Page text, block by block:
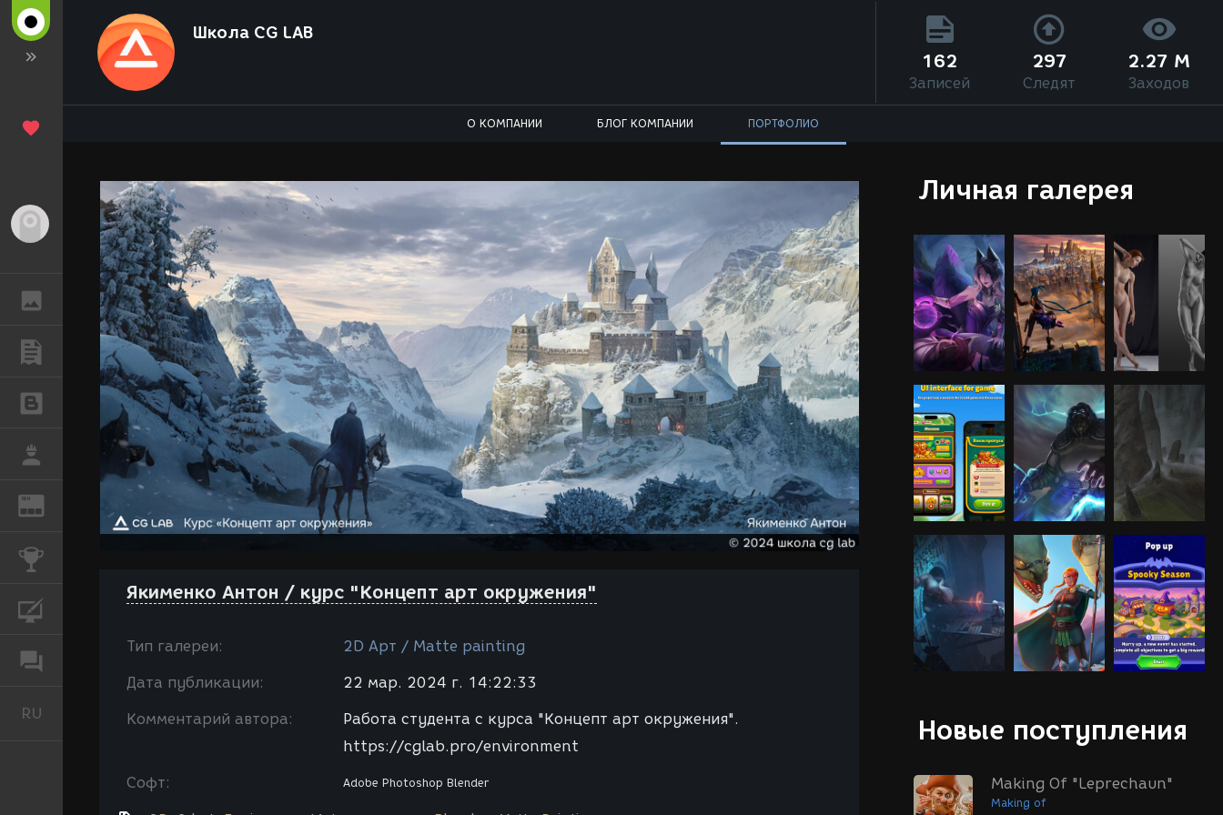
ГАЛЕРЕЯ
ПУБЛИКАЦИИ
REN
RU
Школа CG LAB
162
Записей
297
Следят
2.27 M
Заходов
О КОМПАНИИ БЛОГ КОМПАНИИ ПОРТФОЛИО
Личная галерея
Новые поступления
Making Of "Leprechaun"
Making of
Якименко Антон / курс "Концепт арт окружения"
Тип галереи: 2D Арт / Мatte painting
Дата публикации: 22 мар. 2024 г. 14:22:33
Комментарий автора:
Работа студента с курса "Концепт арт окружения".
https://cglab.pro/environment
Софт: Adobe Photoshop Blender